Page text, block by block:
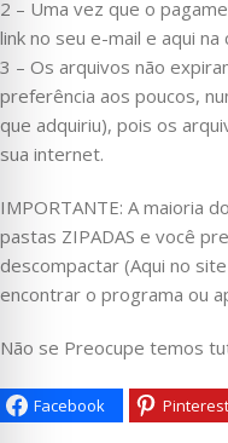
2 – Uma vez que o
link no seu e-mail e aqui
3 – Os arquivos não
preferência aos poucos,
que adquiriu), pois os
sua internet.
IMPORTANTE: A maioria
pastas ZIPADAS e você
descompactar (Aqui no
encontrar o programa ou
Não se Preocupe temos
Facebook Pinterest